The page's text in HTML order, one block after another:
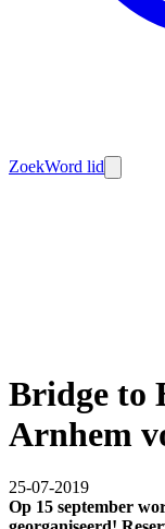
ZoekWord lid
Bridge to
Arnhem
25-07-2019
Op 15 september